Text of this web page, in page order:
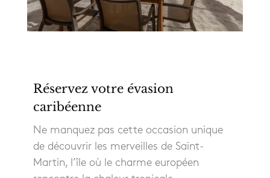
Réservez votre évasion
caribéenne
Ne manquez pas cette occasion unique
de découvrir les merveilles de Saint-
Martin, l’île où le charme européen